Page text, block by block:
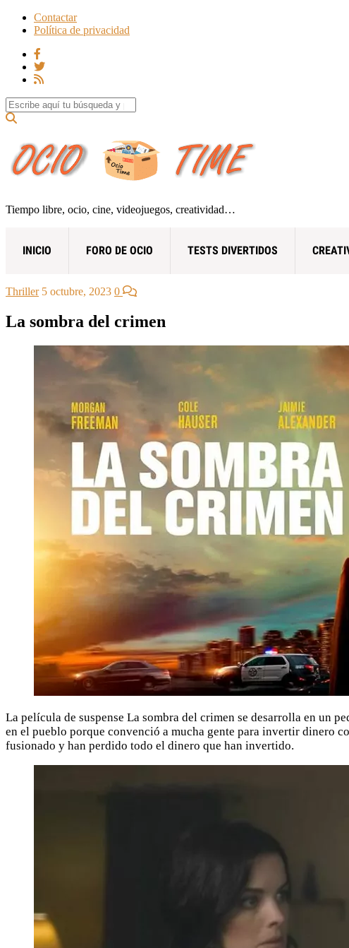
Contactar
Política de privacidad
Search for:
Tiempo libre, ocio, cine, videojuegos, creatividad…
INICIO FORO DE OCIO TESTS DIVERTIDOS
Thriller 5 octubre, 2023 0
La sombra del crimen
La película de suspense La sombra del crimen se desarrolla en un
en el pueblo porque convenció a mucha gente para invertir dinero
fusionado y han perdido todo el dinero que han invertido.